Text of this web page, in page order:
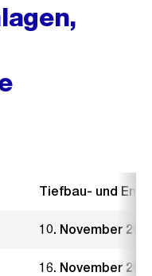
Tiefbau- und
10. November
16. November